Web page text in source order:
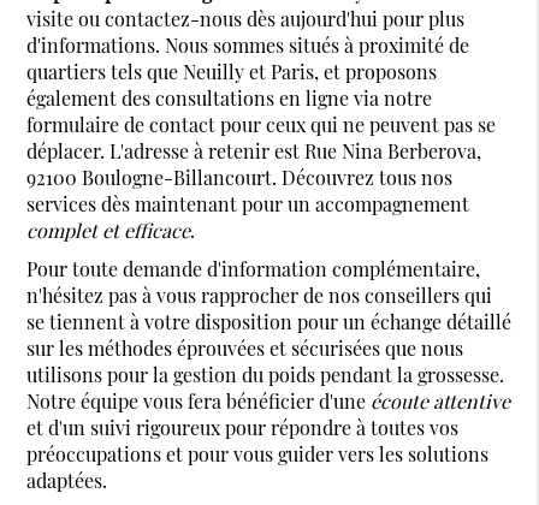
visite ou contactez-nous dès aujourd'hui pour plus
d'informations. Nous sommes situés à proximité de
quartiers tels que Neuilly et Paris, et proposons
également des consultations en ligne via notre
formulaire de contact pour ceux qui ne peuvent pas se
déplacer. L'adresse à retenir est Rue Nina Berberova,
92100 Boulogne-Billancourt. Découvrez tous nos
services dès maintenant pour un accompagnement
complet et efficace.
Pour toute demande d'information complémentaire,
n'hésitez pas à vous rapprocher de nos conseillers qui
se tiennent à votre disposition pour un échange détaillé
sur les méthodes éprouvées et sécurisées que nous
utilisons pour la gestion du poids pendant la grossesse.
Notre équipe vous fera bénéficier d'une écoute attentive
et d'un suivi rigoureux pour répondre à toutes vos
préoccupations et pour vous guider vers les solutions
adaptées.